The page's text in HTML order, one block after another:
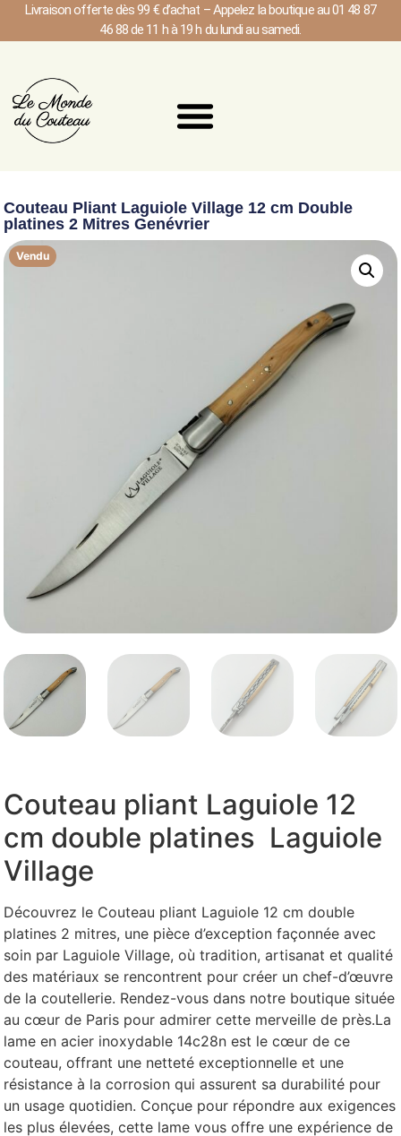
Livraison offerte dès 99 € d’achat – Appelez la boutique au 01 48 87
46 88 de 11 h à 19 h du lundi au samedi.
Couteau Pliant Laguiole Village 12 cm Double
platines 2 Mitres Genévrier
Vendu
Couteau pliant Laguiole 12
cm double platines Laguiole
Village
Découvrez le Couteau pliant Laguiole 12 cm double
platines 2 mitres, une pièce d’exception façonnée avec
soin par Laguiole Village, où tradition, artisanat et qualité
des matériaux se rencontrent pour créer un chef-d’œuvre
de la coutellerie. Rendez-vous dans notre boutique située
au cœur de Paris pour admirer cette merveille de près.La
lame en acier inoxydable 14c28n est le cœur de ce
couteau, offrant une netteté exceptionnelle et une
résistance à la corrosion qui assurent sa durabilité pour
un usage quotidien. Conçue pour répondre aux exigences
les plus élevées, cette lame vous offre une expérience de